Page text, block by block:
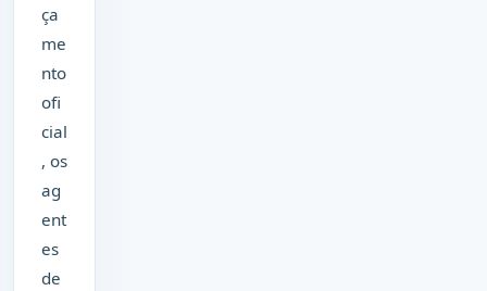
ça
me
nto
ofi
cial
, os
ag
ent
es
de